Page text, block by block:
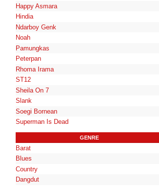
Happy Asmara
Hindia
Ndarboy Genk
Noah
Pamungkas
Peterpan
Rhoma Irama
ST12
Sheila On 7
Slank
Soegi Bornean
Superman Is Dead
GENRE
Barat
Blues
Country
Dangdut